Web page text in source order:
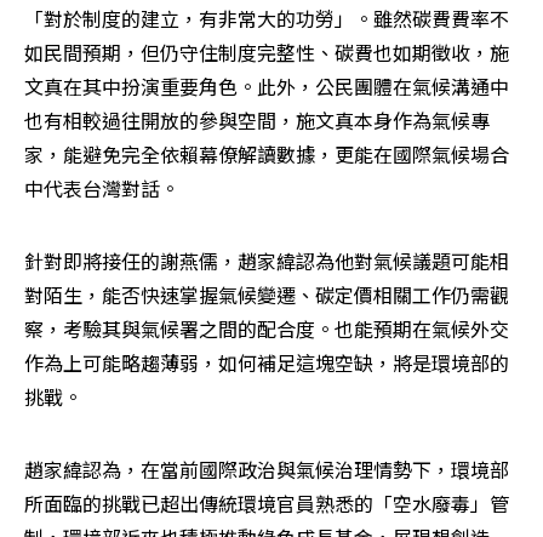
「對於制度的建立，有非常大的功勞」。雖然碳費費率不
如民間預期，但仍守住制度完整性、碳費也如期徵收，施
文真在其中扮演重要角色。此外，公民團體在氣候溝通中
也有相較過往開放的參與空間，施文真本身作為氣候專
家，能避免完全依賴幕僚解讀數據，更能在國際氣候場合
中代表台灣對話。
針對即將接任的謝燕儒，趙家緯認為他對氣候議題可能相
對陌生，能否快速掌握氣候變遷、碳定價相關工作仍需觀
察，考驗其與氣候署之間的配合度。也能預期在氣候外交
作為上可能略趨薄弱，如何補足這塊空缺，將是環境部的
挑戰。
趙家緯認為，在當前國際政治與氣候治理情勢下，環境部
所面臨的挑戰已超出傳統環境官員熟悉的「空水廢毒」管